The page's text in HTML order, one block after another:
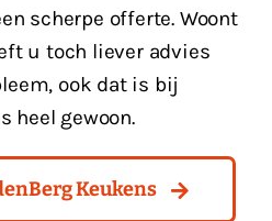
scherpe offerte. Woont
u toch liever advies
ook dat is bij
heel gewoon.
Keukens